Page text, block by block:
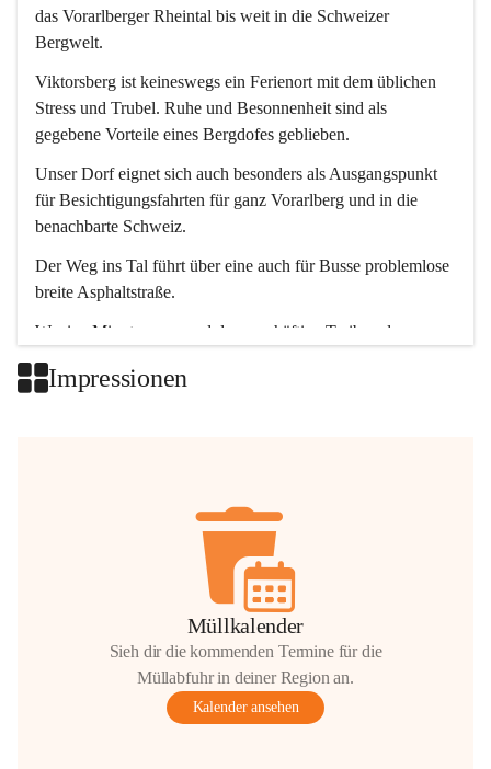
das Vorarlberger Rheintal bis weit in die Schweizer
Bergwelt.
Viktorsberg ist keineswegs ein Ferienort mit dem üblichen
Stress und Trubel. Ruhe und Besonnenheit sind als
gegebene Vorteile eines Bergdofes geblieben.
Unser Dorf eignet sich auch besonders als Ausgangspunkt
für Besichtigungsfahrten für ganz Vorarlberg und in die
benachbarte Schweiz.
Der Weg ins Tal führt über eine auch für Busse problemlose
breite Asphaltstraße.
Wenige Minuten nur, und das geschäftige Treiben der
Impressionen
Müllkalender
Sieh dir die kommenden Termine für die
Müllabfuhr in deiner Region an.
Kalender ansehen